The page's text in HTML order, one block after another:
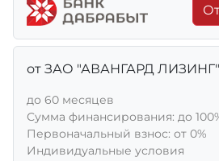
от ЗАО "АВАНГАРД ЛИЗИНГ"
до 60 месяцев
Сумма финансирования: до
Первоначальный взнос: от 0%
Индивидуальные условия